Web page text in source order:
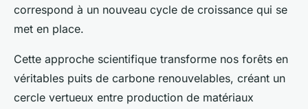
correspond à un nouveau cycle de croissance qui se
met en place.
Cette approche scientifique transforme nos forêts en
véritables puits de carbone renouvelables, créant un
cercle vertueux entre production de matériaux